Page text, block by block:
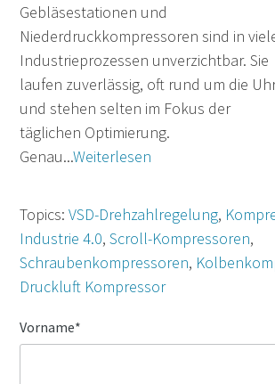
Gebläsestationen und
Niederdruckkompressoren sind in
Industrieprozessen unverzichtbar. Sie
laufen zuverlässig, oft rund um die
und stehen selten im Fokus der
täglichen Optimierung.
Genau...Weiterlesen
Topics: VSD-Drehzahlregelung,
Industrie 4.0, Scroll-Kompressoren,
Schraubenkompressoren,
Druckluft Kompressor
Vorname*